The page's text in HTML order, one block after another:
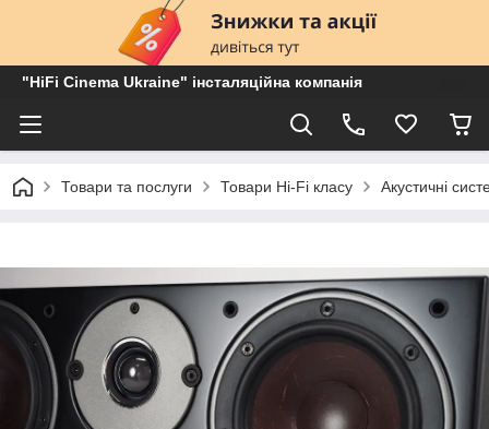
"HiFi Cinema Ukraine" інсталяційна компанія
Товари та послуги Товари Hi-Fi класу Акустичні